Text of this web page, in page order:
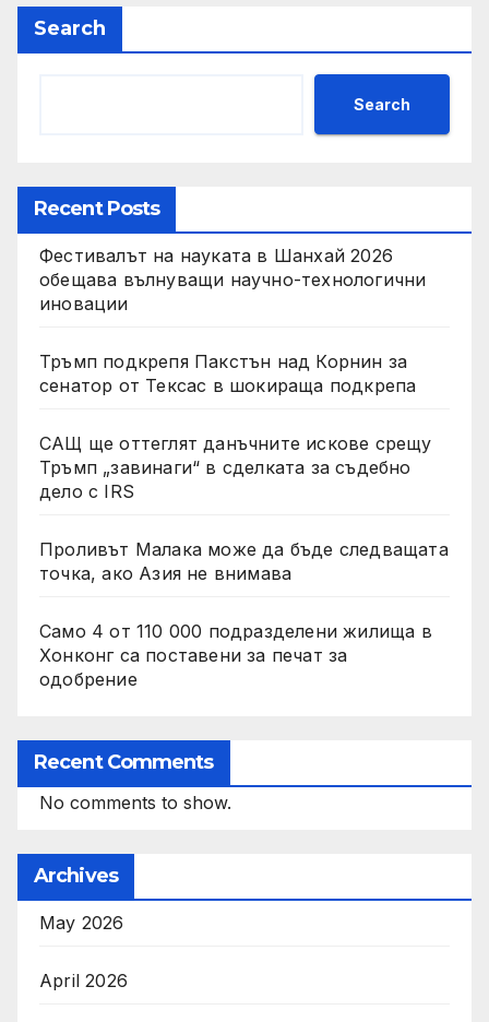
Search
Search
Recent Posts
Фестивалът на науката в Шанхай 2026
обещава вълнуващи научно-технологични
иновации
Тръмп подкрепя Пакстън над Корнин за
сенатор от Тексас в шокираща подкрепа
САЩ ще оттеглят данъчните искове срещу
Тръмп „завинаги“ в сделката за съдебно
дело с IRS
Проливът Малака може да бъде следващата
точка, ако Азия не внимава
Само 4 от 110 000 подразделени жилища в
Хонконг са поставени за печат за
одобрение
Recent Comments
No comments to show.
Archives
May 2026
April 2026